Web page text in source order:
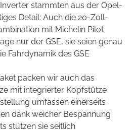
stammten aus der Opel-
Detail: Auch die 20-Zoll-
mit Michelin Pilot
nur der GSE, sie seien genau
Fahrdynamik des GSE
packen wir auch das
mit integrierter Kopfstütze
umfassen einerseits
dank weicher Bespannung
stützen sie seitlich